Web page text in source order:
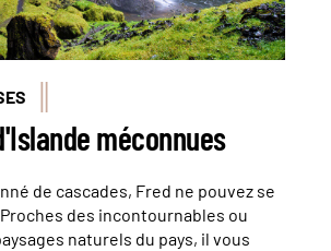
méconnues
de cascades, Fred ne pouvez se
des incontournables ou
naturels du pays, il vous